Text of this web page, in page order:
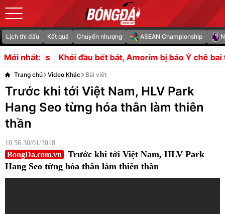
Lịch thi đấu Kết quả Chuyển nhượng ASEAN Championship
Mới nhất:
bết bát, Amorim bị báo Ý chê bai trước ngày đấu MU
Trang chủ Video Khác Bài viết
Trước khi tới Việt Nam, HLV Park
Hang Seo từng hóa thân làm thiên
thần
10:56 30/01/2018
BongDa.com.vn
Trước khi tới Việt Nam, HLV Park
Hang Seo từng hóa thân làm thiên thần